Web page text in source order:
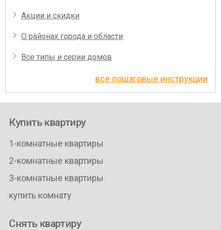
Акции и скидки
О районах города и области
Все типы и серии домов
все пошаговые инструкции
Купить квартиру
1-комнатные квартиры
2-комнатные квартиры
3-комнатные квартиры
купить комнату
Снять квартиру